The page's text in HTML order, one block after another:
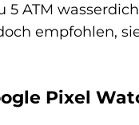
5 ATM
empfohlen,
Pixel